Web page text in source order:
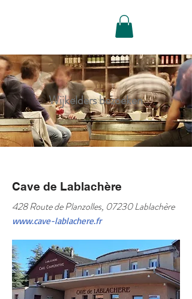
Wijkelders bezoeken
Cave de Lablachère
428 Route de Planzolles, 07230 Lablachère
www.cave-lablachere.fr